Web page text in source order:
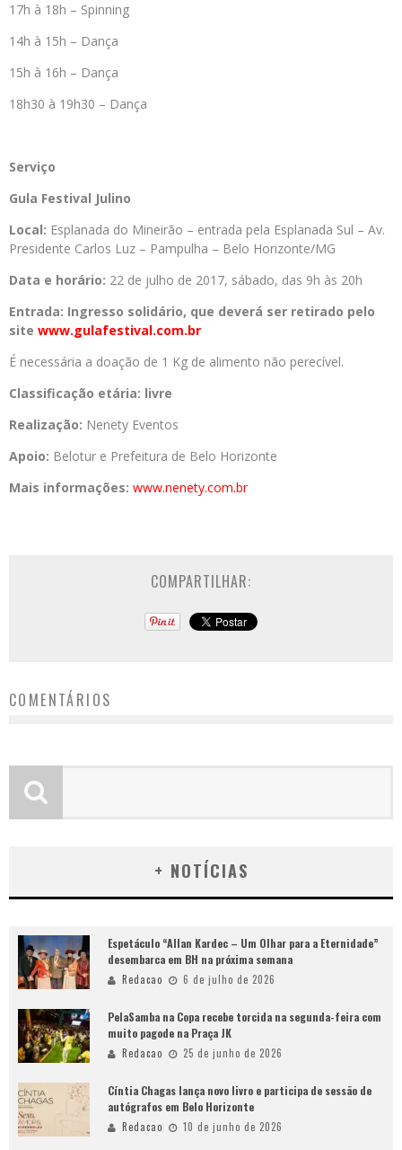
17h à 18h – Spinning
14h à 15h – Dança
15h à 16h – Dança
18h30 à 19h30 – Dança
Serviço
Gula Festival Julino
Local: Esplanada do Mineirão – entrada pela Esplanada Sul – Av.
Presidente Carlos Luz – Pampulha – Belo Horizonte/MG
Data e horário: 22 de julho de 2017, sábado, das 9h às 20h
Entrada: Ingresso solidário, que deverá ser retirado pelo
site www.gulafestival.com.br
É necessária a doação de 1 Kg de alimento não perecível.
Classificação etária: livre
Realização: Nenety Eventos
Apoio: Belotur e Prefeitura de Belo Horizonte
Mais informações: www.nenety.com.br
COMPARTILHAR:
COMENTÁRIOS
+ NOTÍCIAS
Espetáculo “Allan Kardec – Um Olhar para a Eternidade”
desembarca em BH na próxima semana
Redacao 6 de julho de 2026
PelaSamba na Copa recebe torcida na segunda-feira com
muito pagode na Praça JK
Redacao 25 de junho de 2026
Cíntia Chagas lança novo livro e participa de sessão de
autógrafos em Belo Horizonte
Redacao 10 de junho de 2026